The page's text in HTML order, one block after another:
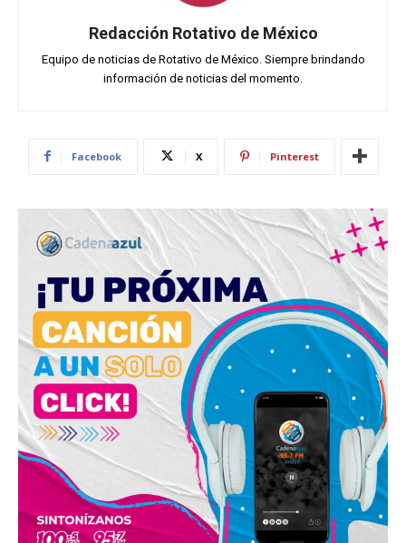
Redacción Rotativo de México
Equipo de noticias de Rotativo de México. Siempre brindando
información de noticias del momento.
Facebook X Pinterest